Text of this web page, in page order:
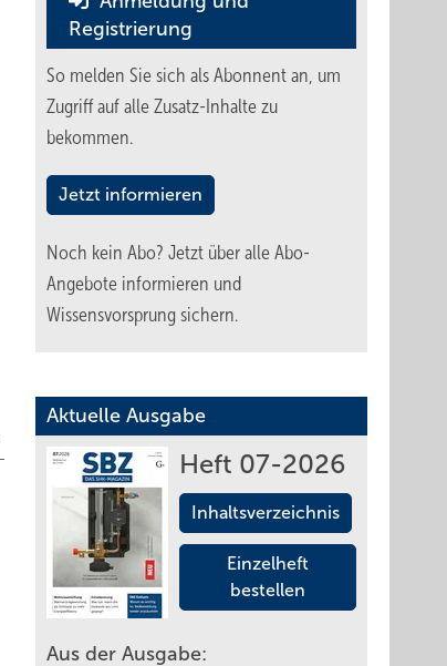
Registrierung
So melden Sie sich als Abonnent an, um
Zugriff auf alle Zusatz-Inhalte zu
bekommen.
Jetzt informieren
Noch kein Abo? Jetzt über alle Abo-
Angebote informieren und
Wissensvorsprung sichern.
Aktuelle Ausgabe
Heft 07-2026
Inhaltsverzeichnis
Einzelheft
bestellen
Aus der Ausgabe: